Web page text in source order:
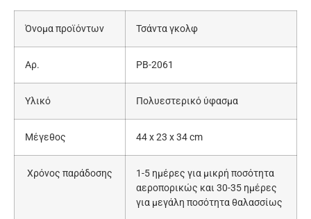
Όνομα προϊόντων Τσάντα γκολφ
Αρ. PB-2061
Υλικό Πολυεστερικό ύφασμα
Μέγεθος 44 x 23 x 34 cm
Χρόνος παράδοσης
1-5 ημέρες για μικρή ποσότητα
αεροπορικώς και 30-35 ημέρες
για μεγάλη ποσότητα θαλασσίως